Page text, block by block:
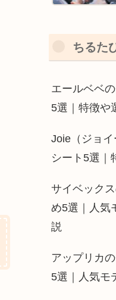
ちるた
エールベベ
5選｜特徴や
Joie（ジョ
シート5選｜
サイベック
め5選｜人気
説
アップリカ
5選｜人気モ